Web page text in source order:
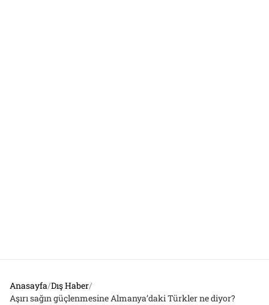
Anasayfa/Dış Haber/
Aşırı sağın güçlenmesine Almanya’daki Türkler ne diyor?